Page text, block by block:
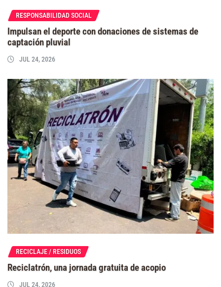
RESPONSABILIDAD SOCIAL
Impulsan el deporte con donaciones de sistemas de
captación pluvial
JUL 24, 2026
RECICLAJE / RESIDUOS
Reciclatrón, una jornada gratuita de acopio
JUL 24, 2026